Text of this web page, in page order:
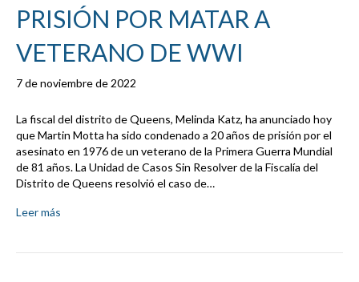
PRISIÓN POR MATAR A
VETERANO DE WWI
7 de noviembre de 2022
La fiscal del distrito de Queens, Melinda Katz, ha anunciado hoy
que Martin Motta ha sido condenado a 20 años de prisión por el
asesinato en 1976 de un veterano de la Primera Guerra Mundial
de 81 años. La Unidad de Casos Sin Resolver de la Fiscalía del
Distrito de Queens resolvió el caso de…
Leer más